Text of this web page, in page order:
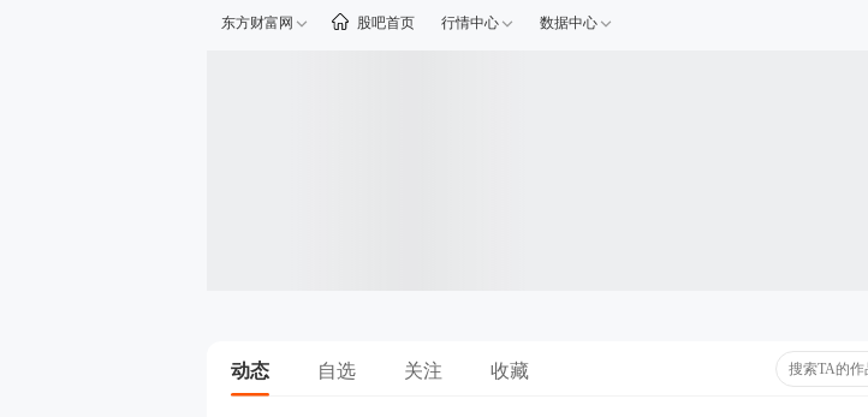
东方财富网 股吧首页 行情中心 数据中心
动态 自选 关注 收藏